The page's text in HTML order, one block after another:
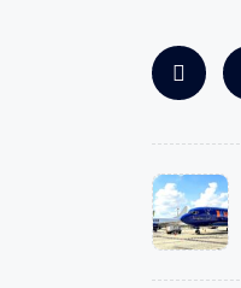
<span
class="nav-
subtitle
screen-